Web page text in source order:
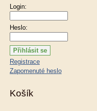
Login:
Heslo:
Registrace
Zapomenuté heslo
Košík